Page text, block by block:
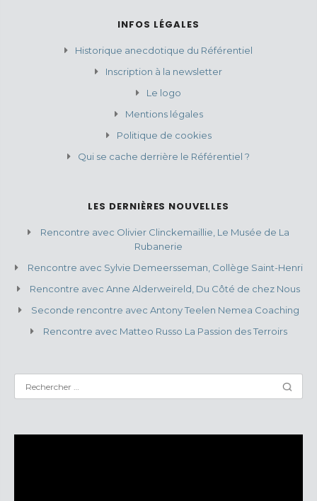
INFOS LÉGALES
Historique anecdotique du Référentiel
Inscription à la newsletter
Le logo
Mentions légales
Politique de cookies
Qui se cache derrière le Référentiel ?
LES DERNIÈRES NOUVELLES
Rencontre avec Olivier Clinckemaillie, Le Musée de La
Rubanerie
Rencontre avec Sylvie Demeersseman, Collège Saint-Henri
Rencontre avec Anne Alderweireld, Du Côté de chez Nous
Seconde rencontre avec Antony Teelen Nemea Coaching
Rencontre avec Matteo Russo La Passion des Terroirs